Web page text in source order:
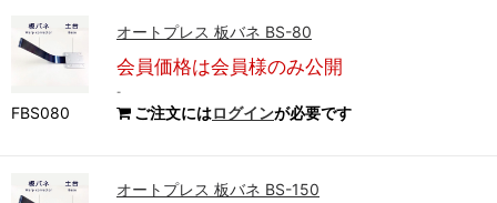
FBS080
オートプレス 板バネ BS-80
会員価格は会員様のみ公開
-
ご注文にはログインが必要です
オートプレス 板バネ BS-150